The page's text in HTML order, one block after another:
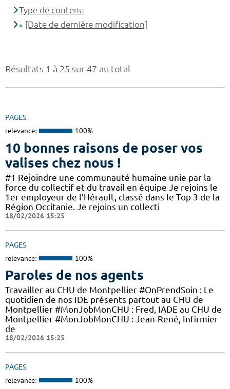
Résultats 1 à 25 sur 47 au total
PAGES
relevance: 100%
10 bonnes raisons de poser vos
valises chez nous !
#1 Rejoindre une communauté humaine unie par la
force du collectif et du travail en équipe Je rejoins le
1er employeur de l’Hérault, classé dans le Top 3 de la
Région Occitanie. Je rejoins un collecti
18/02/2026 15:25
PAGES
relevance: 100%
Paroles de nos agents
Travailler au CHU de Montpellier #OnPrendSoin : Le
quotidien de nos IDE présents partout au CHU de
Montpellier #MonJobMonCHU : Fred, IADE au CHU de
Montpellier #MonJobMonCHU : Jean-René, Infirmier
de
18/02/2026 15:25
PAGES
relevance: 100%
Type de contenu
[Date de dernière modification]